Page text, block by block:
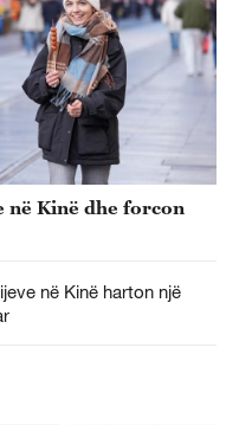
Kinë dhe forcon
në Kinë harton një